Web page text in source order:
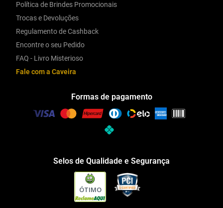
Política de Brindes Promocionais
Trocas e Devoluções
Regulamento de Cashback
Encontre o seu Pedido
FAQ - Livro Misterioso
Fale com a Caveira
Formas de pagamento
Selos de Qualidade e Segurança
ÓTIMO